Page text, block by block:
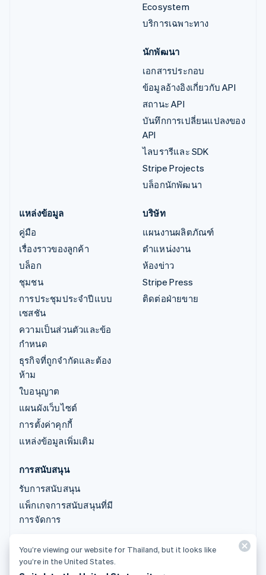
Ecosystem
บริการเฉพาะทาง
นักพัฒนา
เอกสารประกอบ
ข้อมูลอ้างอิงเกี่ยวกับ API
สถานะ API
บันทึกการเปลี่ยนแปลงของ
API
ไลบรารีและ SDK
Stripe Projects
บล็อกนักพัฒนา
แหล่งข้อมูล
คู่มือ
เรื่องราวของลูกค้า
บล็อก
ชุมชน
การประชุมประจำปีแบบ
เซสชัน
ความเป็นส่วนตัวและข้อ
กำหนด
ธุรกิจที่ถูกจำกัดและต้อง
ห้าม
ใบอนุญาต
แผนผังเว็บไซต์
การตั้งค่าคุกกี้
แหล่งข้อมูลเพิ่มเติม
บริษัท
แผนงานผลิตภัณฑ์
ตำแหน่งงาน
ห้องข่าว
Stripe Press
ติดต่อฝ่ายขาย
การสนับสนุน
รับการสนับสนุน
แพ็กเกจการสนับสนุนที่มี
การจัดการ
© 2026 Stripe, LLC
You’re viewing our website for Thailand, but it looks like
you’re in the United States.